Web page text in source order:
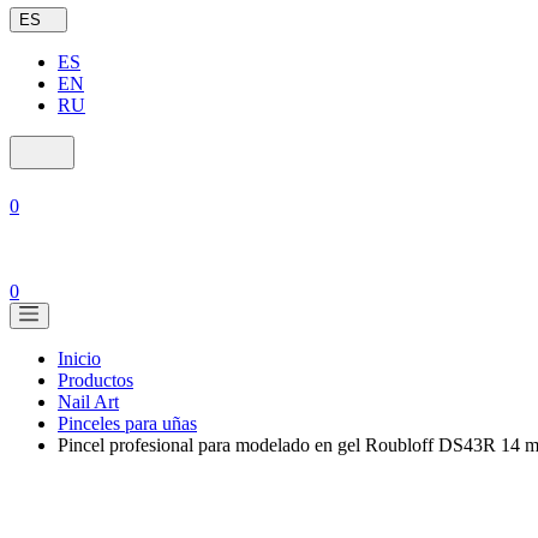
ES
ES
EN
RU
0
0
Inicio
Productos
Nail Art
Pinceles para uñas
Pincel profesional para modelado en gel Roubloff DS43R 14